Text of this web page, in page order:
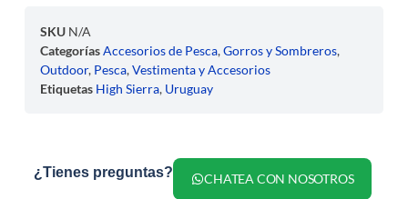
SKU N/A
CategoríasAccesorios de Pesca,Gorros y Sombreros,
Outdoor, Pesca,Vestimenta y Accesorios
Etiquetas High Sierra, Uruguay
¿Tienes preguntas? CHATEA CON NOSOTROS